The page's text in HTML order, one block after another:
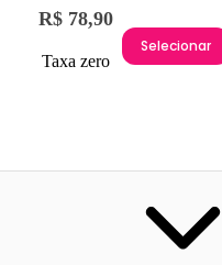
R$ 78,90
Taxa zero
Selecionar